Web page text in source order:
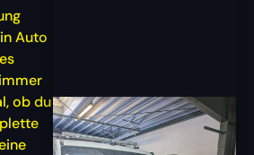
Auto
ob du